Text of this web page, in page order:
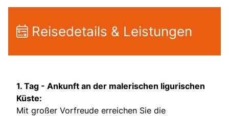
Reisedetails & Leistungen
1. Tag - Ankunft an der malerischen ligurischen
Küste:
Mit großer Vorfreude erreichen Sie die